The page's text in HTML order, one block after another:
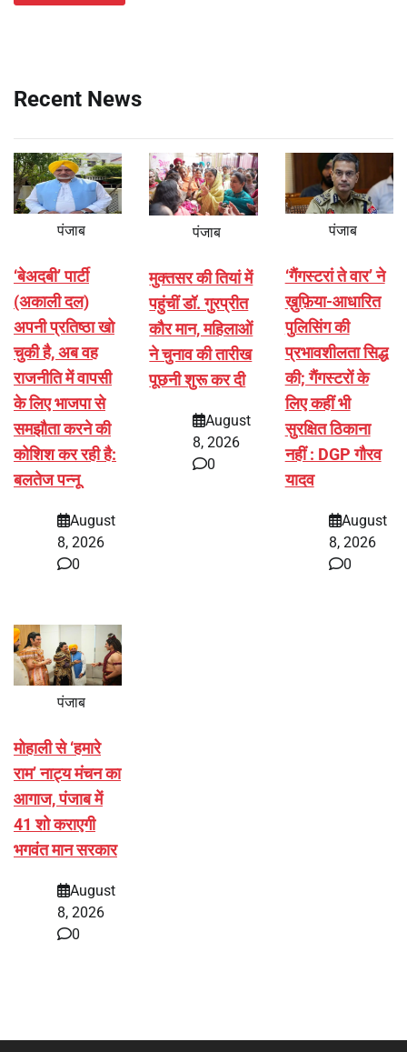
Recent News
पंजाब
‘बेअदबी’ पार्टी
(अकाली दल)
अपनी प्रतिष्ठा खो
चुकी है, अब वह
राजनीति में वापसी
के लिए भाजपा से
समझौता करने की
कोशिश कर रही है:
बलतेज पन्नू
August
8, 2026
0
पंजाब
मुक्तसर की तियां में
पहुंचीं डॉ. गुरप्रीत
कौर मान, महिलाओं
ने चुनाव की तारीख
पूछनी शुरू कर दी
August
8, 2026
0
पंजाब
‘गैंगस्टरां ते वार’ ने
ख़ुफ़िया-आधारित
पुलिसिंग की
प्रभावशीलता सिद्ध
की; गैंगस्टरों के
लिए कहीं भी
सुरक्षित ठिकाना
नहीं : DGP गौरव
यादव
August
8, 2026
0
पंजाब
मोहाली से ‘हमारे
राम’ नाट्य मंचन का
आगाज, पंजाब में
41 शो कराएगी
भगवंत मान सरकार
August
8, 2026
0